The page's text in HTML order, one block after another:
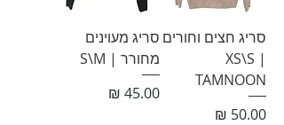
סריג חצים וחורים
XS\S |
TAMNOON
מחיר
סריג מעוינים
מחורר | S\M
מחיר